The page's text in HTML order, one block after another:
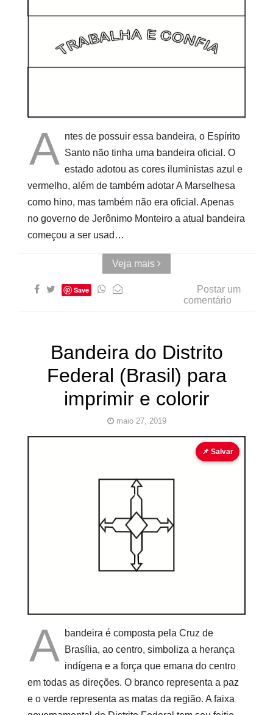
A ntes de possuir essa bandeira, o Espírito
Santo não tinha uma bandeira oficial. O
estado adotou as cores iluministas azul e
vermelho, além de também adotar A Marselhesa
como hino, mas também não era oficial. Apenas
no governo de Jerônimo Monteiro a atual bandeira
começou a ser usad…
Veja mais
Save
Postar um
comentário
Bandeira do Distrito
Federal (Brasil) para
imprimir e colorir
maio 27, 2019
📌 Salvar
A
bandeira é composta pela Cruz de
Brasília, ao centro, simboliza a herança
indígena e a força que emana do centro
em todas as direções. O branco representa a paz
e o verde representa as matas da região. A faixa